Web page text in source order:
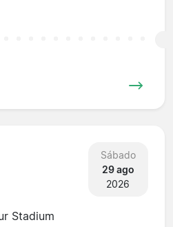
Sábado
29 ago
2026
Stadium